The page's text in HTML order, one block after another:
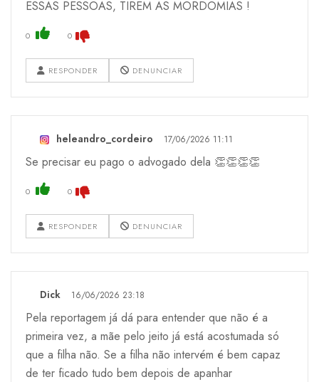
ESSAS PESSOAS, TIREM AS MORDOMIAS !
0 0
RESPONDER DENUNCIAR
heleandro_cordeiro 17/06/2026 11:11
Se precisar eu pago o advogado dela 👏👏👏👏
0 0
RESPONDER DENUNCIAR
Dick 16/06/2026 23:18
Pela reportagem já dá para entender que não é a
primeira vez, a mãe pelo jeito já está acostumada só
que a filha não. Se a filha não intervém é bem capaz
de ter ficado tudo bem depois de apanhar